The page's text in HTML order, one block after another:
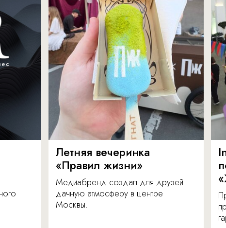
Летняя вечеринка
«Правил жизни»
Медиабренд создал для друзей
дачную атмосферу в центре
Москвы.